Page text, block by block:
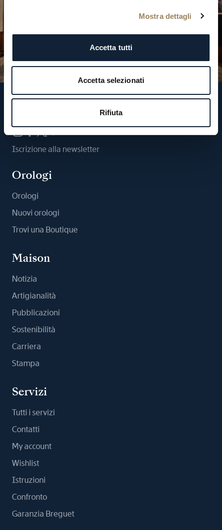
Mostra dettagli
Accetta tutti
Accetta selezionati
Rifiuta
Iscrizione alla newsletter
Orologi
Orologi
Nuovi orologi
Trovi una Boutique
Maison
Notizia
Artigianalità
Pubblicazioni
Sostenibilità
Carriera
Stampa
Servizi
Tutti i servizi
Contatti
My account
Wishlist
Istruzioni
Confronto
Garanzia Breguet